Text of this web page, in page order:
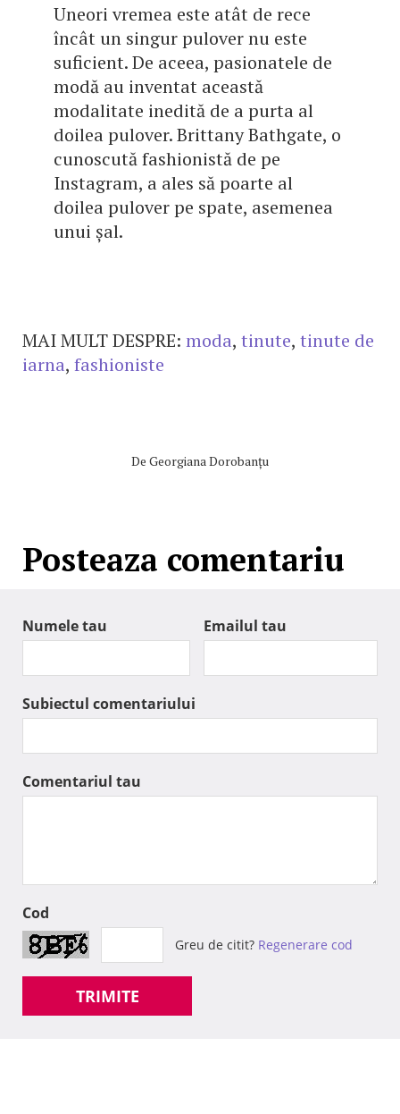
Uneori vremea este atât de rece
încât un singur pulover nu este
suficient. De aceea, pasionatele de
modă au inventat această
modalitate inedită de a purta al
doilea pulover. Brittany Bathgate, o
cunoscută fashionistă de pe
Instagram, a ales să poarte al
doilea pulover pe spate, asemenea
unui șal.
MAI MULT DESPRE: moda, tinute, tinute de
iarna, fashioniste
De Georgiana Dorobanțu
Posteaza comentariu
Numele tau Emailul tau
Subiectul comentariului
Comentariul tau
Cod
Greu de citit? Regenerare cod
TRIMITE